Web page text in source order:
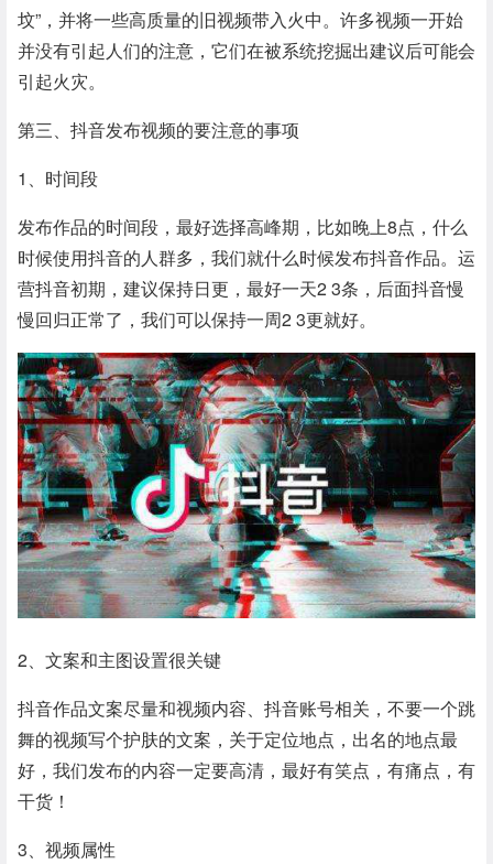
坟”，并将一些高质量的旧视频带入火中。许多视频一开始
并没有引起人们的注意，它们在被系统挖掘出建议后可能会
引起火灾。
第三、抖音发布视频的要注意的事项
1、时间段
发布作品的时间段，最好选择高峰期，比如晚上8点，什么
时候使用抖音的人群多，我们就什么时候发布抖音作品。运
营抖音初期，建议保持日更，最好一天2 3条，后面抖音慢
慢回归正常了，我们可以保持一周2 3更就好。
2、文案和主图设置很关键
抖音作品文案尽量和视频内容、抖音账号相关，不要一个跳
舞的视频写个护肤的文案，关于定位地点，出名的地点最
好，我们发布的内容一定要高清，最好有笑点，有痛点，有
干货！
3、视频属性